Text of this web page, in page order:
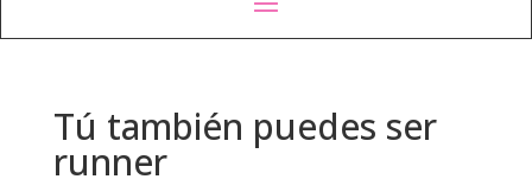
Tú también puedes ser
runner